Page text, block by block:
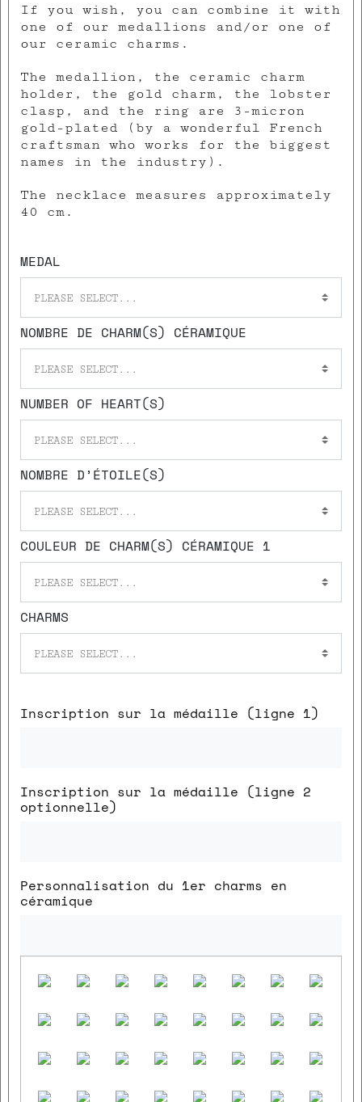
If you wish, you can combine it with
one of our medallions and/or one of
our ceramic charms.
The medallion, the ceramic charm
holder, the gold charm, the lobster
clasp, and the ring are 3-micron
gold-plated (by a wonderful French
craftsman who works for the biggest
names in the industry).
The necklace measures approximately
40 cm.
MEDAL
PLEASE SELECT...
NOMBRE DE CHARM(S) CÉRAMIQUE
PLEASE SELECT...
NUMBER OF HEART(S)
PLEASE SELECT...
NOMBRE D’ÉTOILE(S)
PLEASE SELECT...
COULEUR DE CHARM(S) CÉRAMIQUE 1
PLEASE SELECT...
CHARMS
PLEASE SELECT...
Inscription sur la médaille (ligne 1)
Inscription sur la médaille (ligne 2
optionnelle)
Personnalisation du 1er charms en
céramique